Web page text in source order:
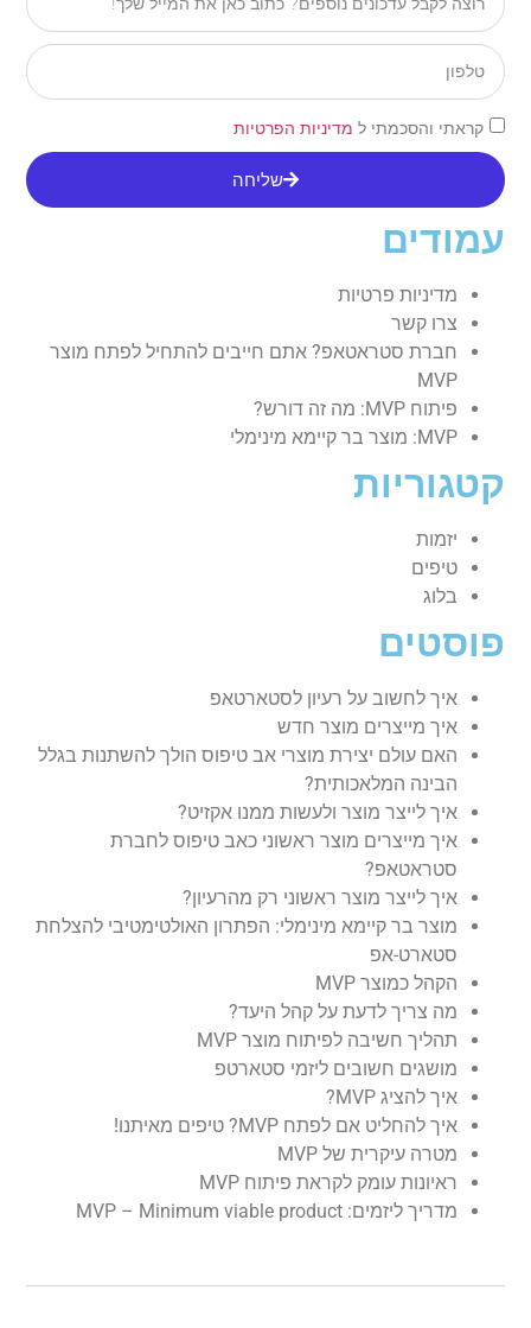
קראתי והסכמתי ל מדיניות הפרטיות
שליחה
עמודים
מדיניות פרטיות
צרו קשר
חברת סטראטאפ? אתם חייבים להתחיל לפתח מוצר
MVP
פיתוח MVP: מה זה דורש?
MVP: מוצר בר קיימא מינימלי
קטגוריות
יזמות
טיפים
בלוג
פוסטים
איך לחשוב על רעיון לסטארטאפ
איך מייצרים מוצר חדש
האם עולם יצירת מוצרי אב טיפוס הולך להשתנות בגלל
הבינה המלאכותית?
איך לייצר מוצר ולעשות ממנו אקזיט?
איך מייצרים מוצר ראשוני כאב טיפוס לחברת
סטראטאפ?
איך לייצר מוצר ראשוני רק מהרעיון?
מוצר בר קיימא מינימלי: הפתרון האולטימטיבי להצלחת
סטארט-אפ
הקהל כמוצר MVP
מה צריך לדעת על קהל היעד?
תהליך חשיבה לפיתוח מוצר MVP
מושגים חשובים ליזמי סטארטפ
איך להציג MVP?
איך להחליט אם לפתח MVP? טיפים מאיתנו!
מטרה עיקרית של MVP
ראיונות עומק לקראת פיתוח MVP
מדריך ליזמים: MVP – Minimum viable product